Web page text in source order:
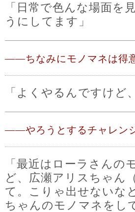
「日常で色んな場面を
うにしてます」
――ちなみにモノマネは得
「よくやるんですけど
――やろうとするチャレン
「最近はローラさん
ど、広瀬アリスちゃん
て。こりゃ出せないな
ちゃんのモノマネをし